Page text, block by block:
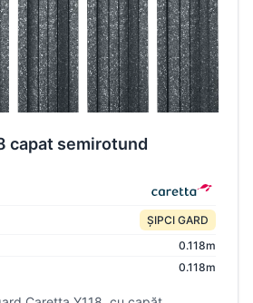
capat semirotund
ȘIPCI GARD
0.118m
0.118m